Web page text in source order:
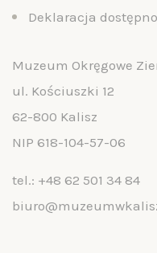
Deklaracja
Muzeum Okręgowe
ul. Kościuszki 12
62-800 Kalisz
NIP 618-104-57-06
tel.: +48 62 501 34 84